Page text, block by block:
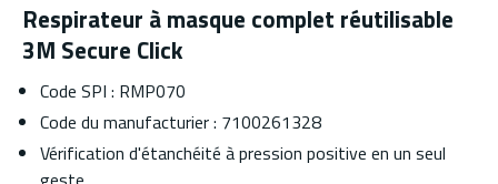
Respirateur à masque complet réutilisable
3M Secure Click
Code SPI : RMP070
Code du manufacturier : 7100261328
Vérification d'étanchéité à pression positive en un seul